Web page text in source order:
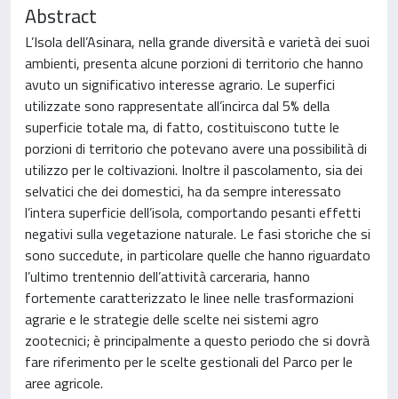
Abstract
L’Isola dell’Asinara, nella grande diversità e varietà dei suoi
ambienti, presenta alcune porzioni di territorio che hanno
avuto un significativo interesse agrario. Le superfici
utilizzate sono rappresentate all’incirca dal 5% della
superficie totale ma, di fatto, costituiscono tutte le
porzioni di territorio che potevano avere una possibilità di
utilizzo per le coltivazioni. Inoltre il pascolamento, sia dei
selvatici che dei domestici, ha da sempre interessato
l’intera superficie dell’isola, comportando pesanti effetti
negativi sulla vegetazione naturale. Le fasi storiche che si
sono succedute, in particolare quelle che hanno riguardato
l’ultimo trentennio dell’attività carceraria, hanno
fortemente caratterizzato le linee nelle trasformazioni
agrarie e le strategie delle scelte nei sistemi agro
zootecnici; è principalmente a questo periodo che si dovrà
fare riferimento per le scelte gestionali del Parco per le
aree agricole.